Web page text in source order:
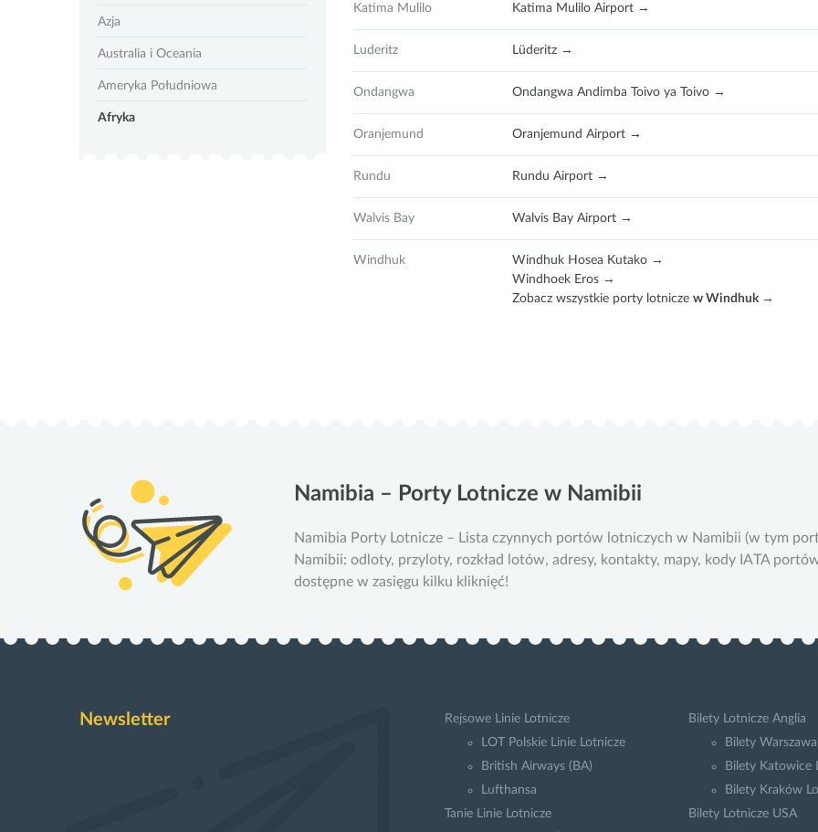
Azja
Australia i Oceania
Ameryka Południowa
Afryka
Katima Mulilo Katima Mulilo Airport →
Luderitz Lüderitz →
Ondangwa Ondangwa Andimba Toivo ya Toivo →
Oranjemund Oranjemund Airport →
Rundu Rundu Airport →
Walvis Bay Walvis Bay Airport →
Windhuk
Windhuk Hosea Kutako →
Windhoek Eros →
Zobacz wszystkie porty lotnicze w Windhuk →
Namibia – Porty Lotnicze w Namibii
Namibia Porty Lotnicze – Lista czynnych portów lotniczych w Namibii (w tym
Namibii: odloty, przyloty, rozkład lotów, adresy, kontakty, mapy, kody IATA
dostępne w zasięgu kilku kliknięć!
Newsletter
Rejsowe Linie Lotnicze
LOT Polskie Linie Lotnicze
British Airways (BA)
Lufthansa
Tanie Linie Lotnicze
Bilety Lotnicze Anglia
Bilety
Bilety Katowice
Bilety Kraków
Bilety Lotnicze USA